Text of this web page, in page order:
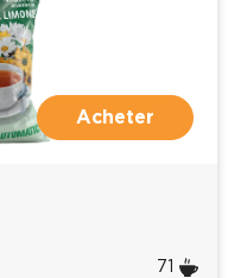
Acheter
71